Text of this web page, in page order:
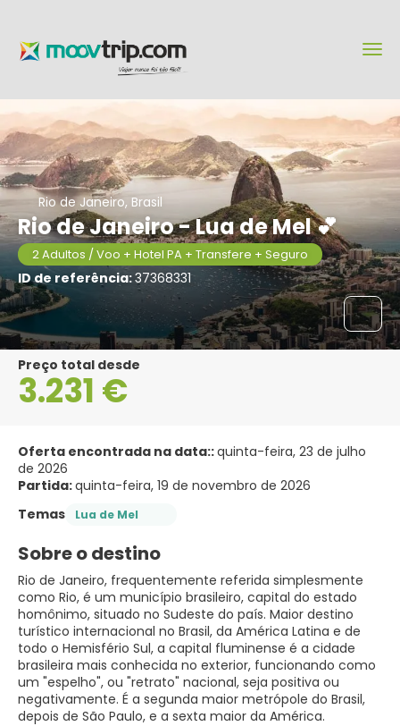
Rio de Janeiro, Brasil
Rio de Janeiro - Lua de Mel 💕
2 Adultos / Voo + Hotel PA + Transfere + Seguro
ID de referência:37368331
Preço total desde
3.231 €
Oferta encontrada na data::quinta-feira, 23 de julho
de 2026
Partida:quinta-feira, 19 de novembro de 2026
Temas
Lua de Mel
Sobre o destino
Rio de Janeiro, frequentemente referida simplesmente
como Rio, é um município brasileiro, capital do estado
homônimo, situado no Sudeste do país. Maior destino
turístico internacional no Brasil, da América Latina e de
todo o Hemisfério Sul, a capital fluminense é a cidade
brasileira mais conhecida no exterior, funcionando como
um "espelho", ou "retrato" nacional, seja positiva ou
negativamente. É a segunda maior metrópole do Brasil,
depois de São Paulo, e a sexta maior da América.